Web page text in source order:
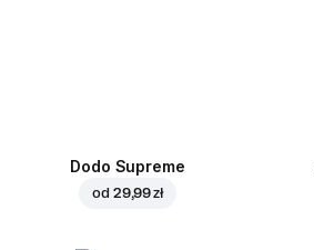
Dodo Supreme
od 29,99 zł